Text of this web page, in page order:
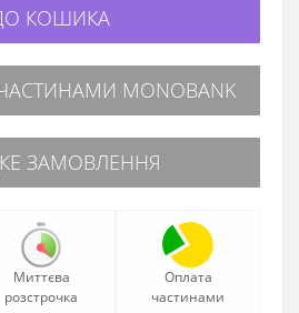
КОШИКА
MONOBANK
ЗАМОВЛЕННЯ
Миттєва
розстрочка
Оплата
частинами